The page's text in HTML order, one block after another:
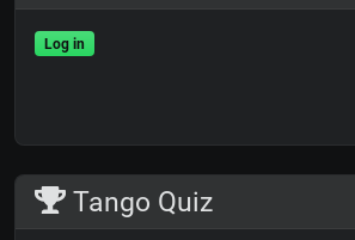
Log in
Tango Quiz